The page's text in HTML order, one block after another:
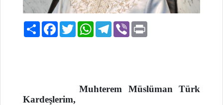
PaylaşFacebook
TwitterWhatsAppTelegram
Viber
Muhterem Müslüman Türk
Kardeşlerim,